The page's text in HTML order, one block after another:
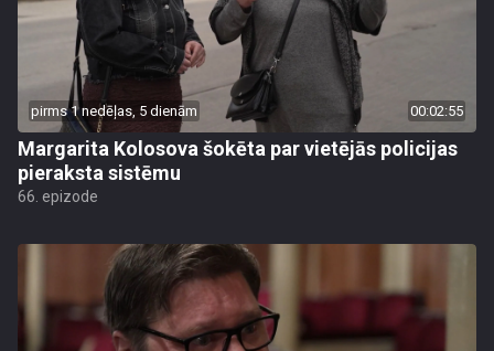
pirms 1 nedēļas, 5 dienām 00:02:55
Margarita Kolosova šokēta par vietējās policijas
pieraksta sistēmu
66. epizode